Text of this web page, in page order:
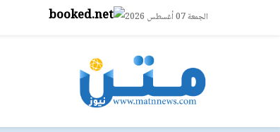
الجمعة 07 أغسطس 2026